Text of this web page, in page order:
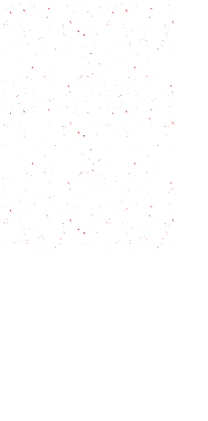
el mejillón
vegetal
Bolitas de
La Receta
en el Tiempo